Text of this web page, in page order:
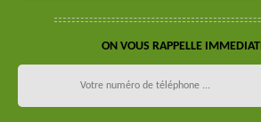
ON VOUS RAPPELLE